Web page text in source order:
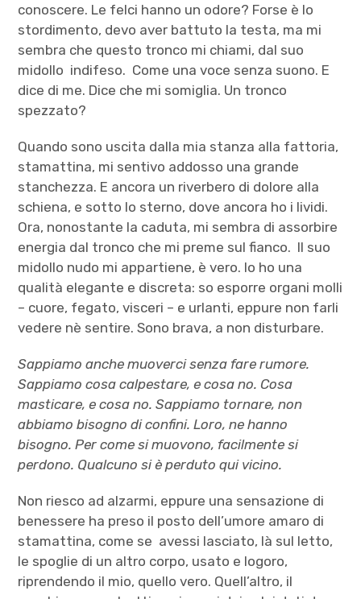
conoscere. Le felci hanno un odore? Forse è lo
stordimento, devo aver battuto la testa, ma mi
sembra che questo tronco mi chiami, dal suo
midollo indifeso. Come una voce senza suono. E
dice di me. Dice che mi somiglia. Un tronco
spezzato?
Quando sono uscita dalla mia stanza alla fattoria,
stamattina, mi sentivo addosso una grande
stanchezza. E ancora un riverbero di dolore alla
schiena, e sotto lo sterno, dove ancora ho i lividi.
Ora, nonostante la caduta, mi sembra di assorbire
energia dal tronco che mi preme sul fianco. Il suo
midollo nudo mi appartiene, è vero. Io ho una
qualità elegante e discreta: so esporre organi molli
– cuore, fegato, visceri – e urlanti, eppure non farli
vedere nè sentire. Sono brava, a non disturbare.
Sappiamo anche muoverci senza fare rumore.
Sappiamo cosa calpestare, e cosa no. Cosa
masticare, e cosa no. Sappiamo tornare, non
abbiamo bisogno di confini. Loro, ne hanno
bisogno. Per come si muovono, facilmente si
perdono. Qualcuno si è perduto qui vicino.
Non riesco ad alzarmi, eppure una sensazione di
benessere ha preso il posto dell’umore amaro di
stamattina, come se avessi lasciato, là sul letto,
le spoglie di un altro corpo, usato e logoro,
riprendendo il mio, quello vero. Quell’altro, il